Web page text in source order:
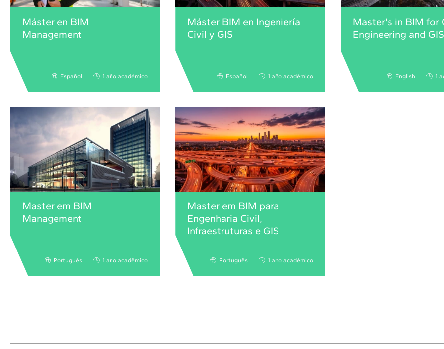
Máster en BIM
Management
Español 1 año académico
Máster BIM en Ingeniería
Civil y GIS
Español 1 año académico
Master's in BIM for
Engineering and GIS
English 1
Master em BIM
Management
Português 1 ano acadêmico
Master em BIM para
Engenharia Civil,
Infraestruturas e GIS
Português 1 ano acadêmico